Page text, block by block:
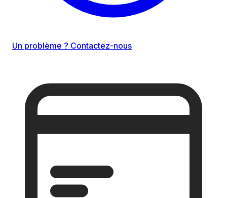
Un problème ? Contactez-nous